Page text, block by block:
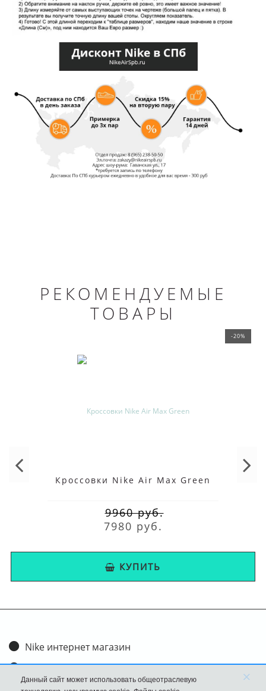
РЕКОМЕНДУЕМЫЕ
ТОВАРЫ
-20%
Кроссовки Nike Air Max Green
9960 руб.
7980 руб.
КУПИТЬ
Nike интернет магазин
Доставка и оплата
Данный сайт может использовать общеотраслевую
×